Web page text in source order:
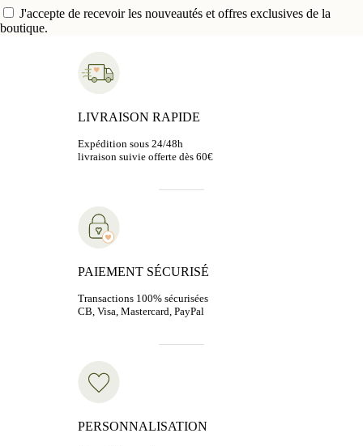
J'accepte de recevoir les nouveautés et offres exclusives de la
boutique.
LIVRAISON RAPIDE
Expédition sous 24/48h
livraison suivie offerte dès 60€
PAIEMENT SÉCURISÉ
Transactions 100% sécurisées
CB, Visa, Mastercard, PayPal
PERSONNALISATION